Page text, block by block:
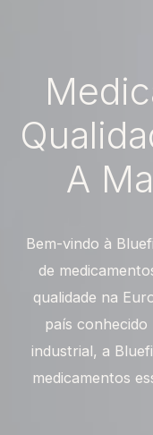
A
Bem-vindo à
de
qualidade na
país conhecido
industrial, a
medicamentos